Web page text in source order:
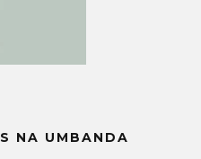
NA UMBANDA